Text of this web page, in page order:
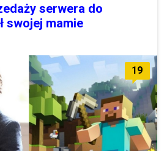
serwera do
swojej mamie
19